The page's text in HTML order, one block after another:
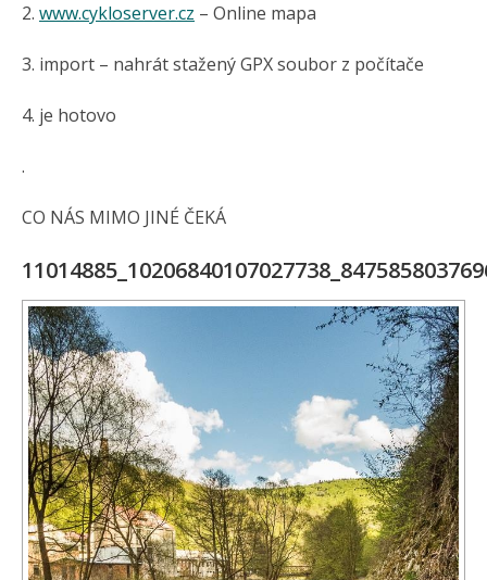
2. www.cykloserver.cz – Online mapa
3. import – nahrát stažený GPX soubor z počítače
4. je hotovo
.
CO NÁS MIMO JINÉ ČEKÁ